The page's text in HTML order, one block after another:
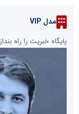
مدل VIP
پایگاه خبریت را راه بنداز